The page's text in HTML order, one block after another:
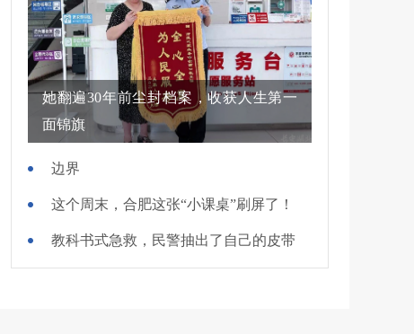
她翻遍30年前尘封档案，收获人生第一
面锦旗
边界
这个周末，合肥这张“小课桌”刷屏了！
教科书式急救，民警抽出了自己的皮带